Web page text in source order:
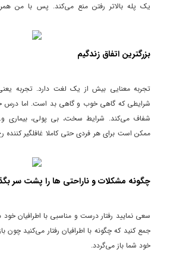
یک پله بالاتر رفتن منع می‌کند. پس با من
بزرگترین اتفاق زندگیم
تجربه معنایی بیش از یک لغت دارد. تجربه
شرایطی که گاهی خوب و گاهی بد است. اما درس
شفاف می‌کند. شرایط سخت، بی پولی، بیماری
ممکن است برای هر فردی حتی کاملا غافلگیر کننده
چون امکان دارد کاملا ناگهانی در زندگی رخ دهد.
چگونه مشکلات و ناراحتی ها را پشت سر
سعی نمایید رفتار درست و مناسبی با اطرافیان
جمع کنید که چگونه با اطرافیان رفتار می‌کنید چون
خود شما باز می‌گردد.